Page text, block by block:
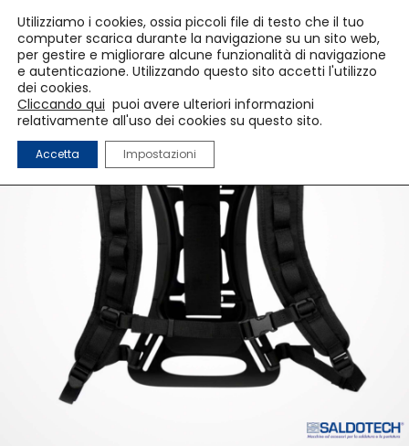
Utilizziamo i cookies, ossia piccoli file di testo che il tuo
computer scarica durante la navigazione su un sito web,
per gestire e migliorare alcune funzionalità di navigazione
e autenticazione. Utilizzando questo sito accetti l'utilizzo
dei cookies.
Cliccando qui puoi avere ulteriori informazioni
relativamente all'uso dei cookies su questo sito.
Accetta Impostazioni